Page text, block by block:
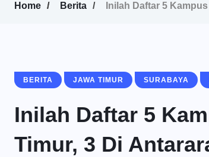
Home Berita Inilah Daftar 5
BERITA JAWA TIMUR SURABAYA
Inilah Daftar 5
Timur, 3 Di